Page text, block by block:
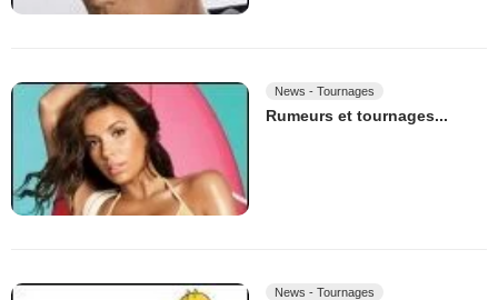
News - Tournages
Rumeurs et tournages...
News - Tournages